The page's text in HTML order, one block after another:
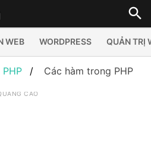
WEB WORDPRESS QUẢN TRỊ
Các hàm trong PHP
CÁO